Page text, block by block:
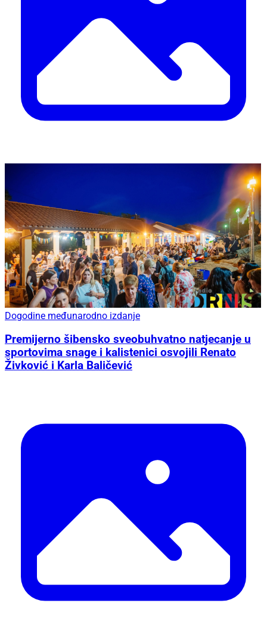
Dogodine međunarodno izdanje
Premijerno šibensko sveobuhvatno natjecanje u
sportovima snage i kalistenici osvojili Renato
Živković i Karla Baličević